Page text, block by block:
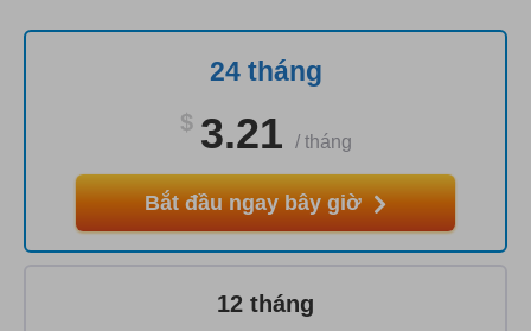
24 tháng
$ 3.21 / tháng
Bắt đầu ngay bây giờ
12 tháng